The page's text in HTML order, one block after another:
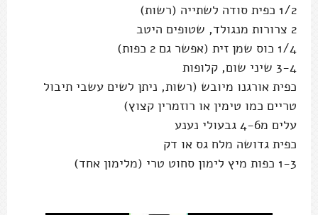
1/2 כפית סודה לשתייה (רשות)
2 צרורות מנגולד, שטופים היטב
1/4 כוס שמן זית (אפשר גם 2 כפות)
3-4 שיני שום, קלופות
כפית אורגנו מיובש (רשות, ניתן לשים עשבי תיבול
טריים כמו טימין או רוזמרין קצוץ)
עלים מ4-6 גבעולי נענע
כפית גדושה מלח גס או דק
1-3 כפות מיץ לימון סחוט טרי (מלימון אחד)